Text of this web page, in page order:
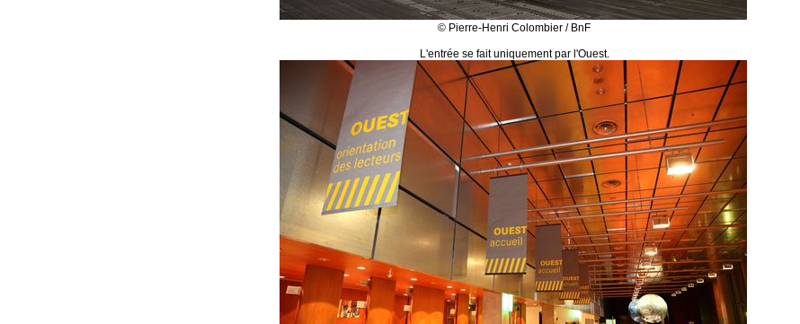
© Pierre-Henri Colombier / BnF
L'entrée se fait uniquement par l'Ouest.